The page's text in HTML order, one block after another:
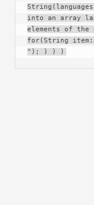
into an array
elements of
for(String
"); ) ) )